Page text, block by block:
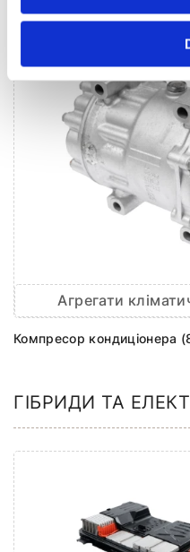
Агрегати
Компресор кондиціонера
ГІБРИДИ ТА